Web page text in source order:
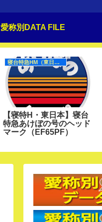
愛称別DATA FILE
寝台特急HM（東日本）
【寝特H・東日本】寝台
特急あけぼの号のヘッド
マーク（EF65PF）